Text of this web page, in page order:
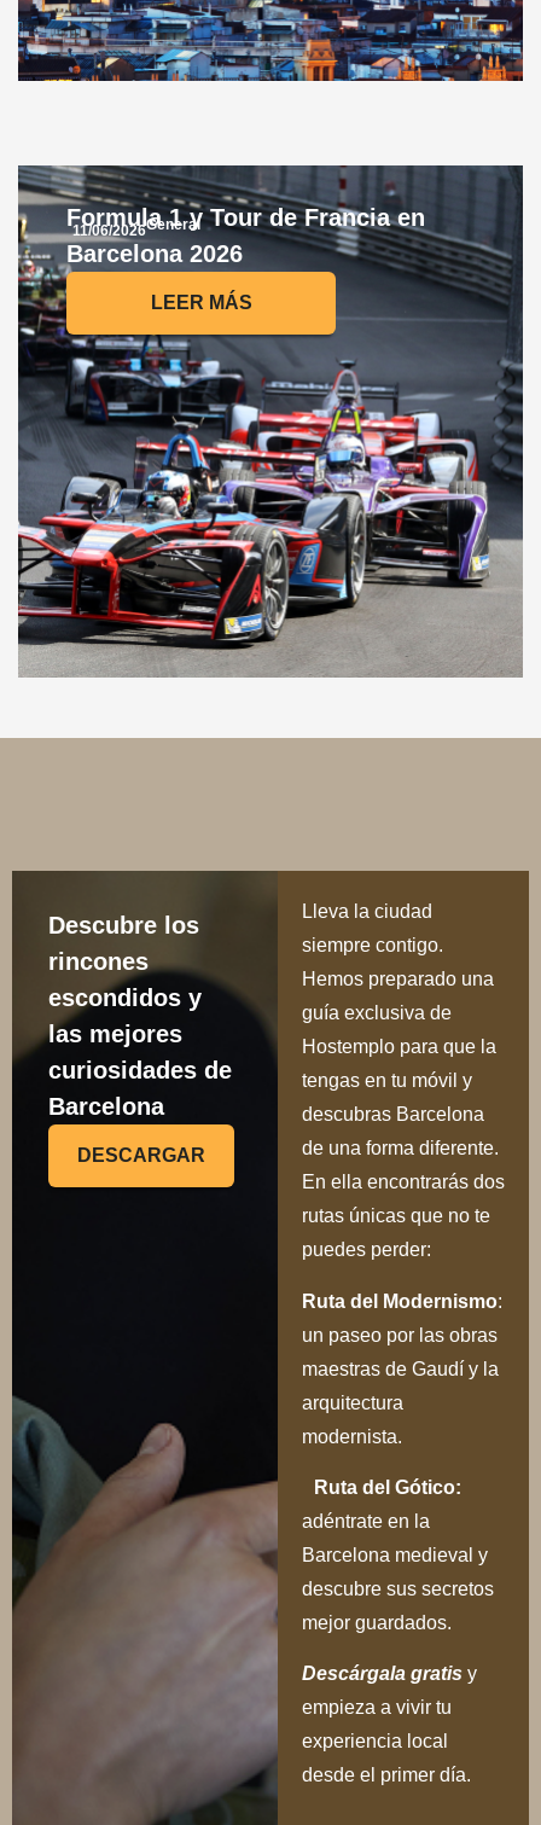
11/06/2026General
Formula 1 y Tour de Francia en
Barcelona 2026
LEER MÁS
Descubre los
rincones
escondidos y
las mejores
curiosidades de
Barcelona
DESCARGAR
Lleva la ciudad
siempre contigo.
Hemos preparado una
guía exclusiva de
Hostemplo para que la
tengas en tu móvil y
descubras Barcelona
de una forma diferente.
En ella encontrarás dos
rutas únicas que no te
puedes perder:
Ruta del Modernismo:
un paseo por las obras
maestras de Gaudí y la
arquitectura
modernista.
Ruta del Gótico:
adéntrate en la
Barcelona medieval y
descubre sus secretos
mejor guardados.
Descárgala gratis y
empieza a vivir tu
experiencia local
desde el primer día.